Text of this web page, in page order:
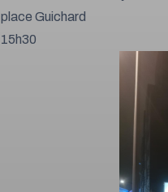
place Guichard
15h30